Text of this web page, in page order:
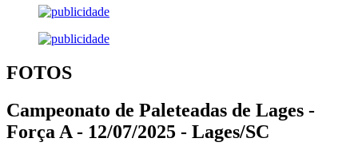
FOTOS
Campeonato de Paleteadas de Lages -
Força A - 12/07/2025 - Lages/SC